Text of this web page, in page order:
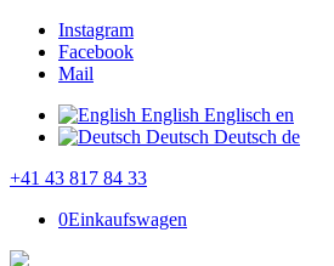
Instagram
Facebook
Mail
English Englisch en
Deutsch Deutsch de
+41 43 817 84 33
0Einkaufswagen